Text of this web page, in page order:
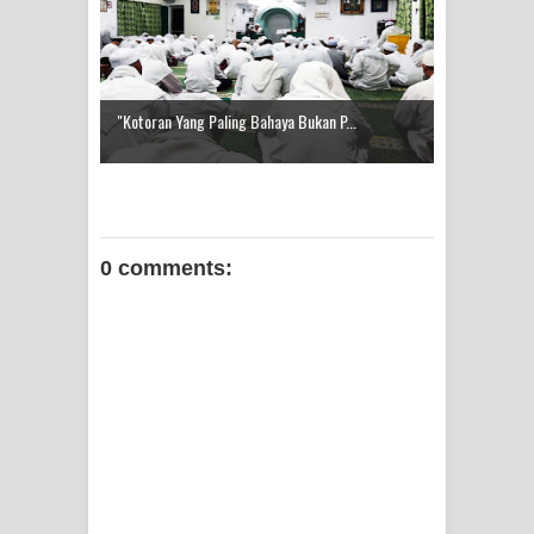
AHLI SUFFAH: GOLONGAN SUFI
PERTAMA DI ZAMAN RASULULLAH
SAW?
"Kotoran Yang Paling Bahaya Bukan P...
0 comments: